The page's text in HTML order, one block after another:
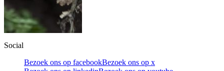
Social
Bezoek ons op facebookBezoek ons op x